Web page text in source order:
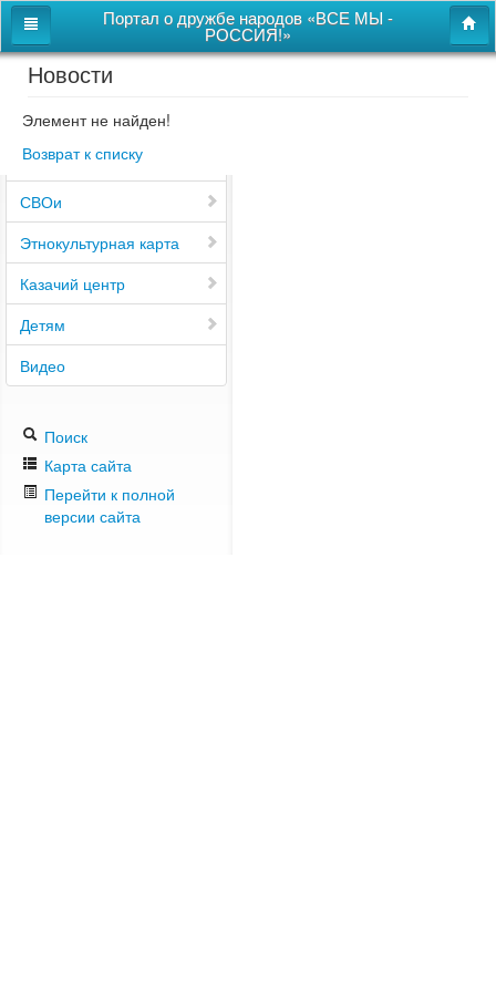
Портал о дружбе народов «ВСЕ МЫ -
РОССИЯ!»
Главная
Дом дружбы народов
Новости
СВОи
Этнокультурная карта
Казачий центр
Детям
Видео
Поиск
Карта сайта
Перейти к полной
версии сайта
Новости
Элемент не найден!
Возврат к списку